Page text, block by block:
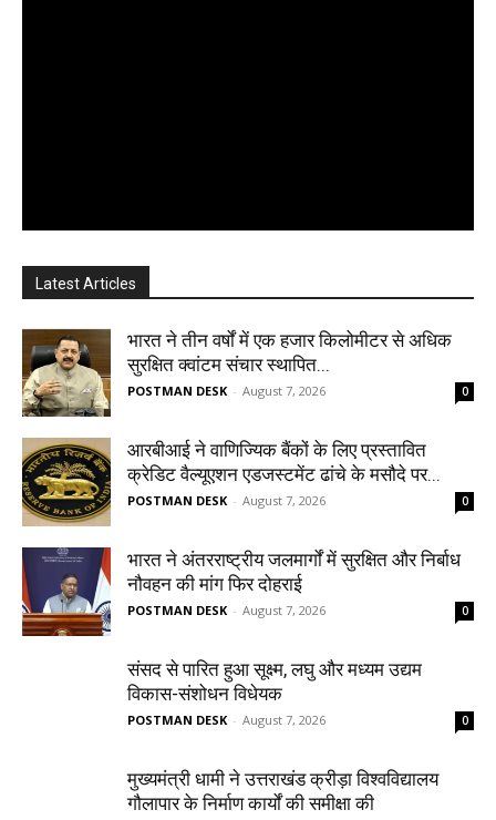
Latest Articles
भारत ने तीन वर्षों में एक हजार किलोमीटर से अधिक
सुरक्षित क्वांटम संचार स्थापित...
POSTMAN DESK - August 7, 2026 0
आरबीआई ने वाणिज्यिक बैंकों के लिए प्रस्तावित
क्रेडिट वैल्यूएशन एडजस्टमेंट ढांचे के मसौदे पर...
POSTMAN DESK - August 7, 2026 0
भारत ने अंतरराष्ट्रीय जलमार्गों में सुरक्षित और निर्बाध
नौवहन की मांग फिर दोहराई
POSTMAN DESK - August 7, 2026 0
संसद से पारित हुआ सूक्ष्म, लघु और मध्यम उद्यम
विकास-संशोधन विधेयक
POSTMAN DESK - August 7, 2026 0
मुख्यमंत्री धामी ने उत्तराखंड क्रीड़ा विश्वविद्यालय
गौलापार के निर्माण कार्यों की समीक्षा की